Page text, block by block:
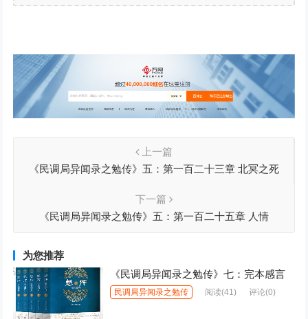
上一篇
《民调局异闻录之勉传》五：第一百二十三章 北冥之死
下一篇
《民调局异闻录之勉传》五：第一百二十五章 人情
为您推荐
《民调局异闻录之勉传》七：完本感言
民调局异闻录之勉传 阅读(41) 评论(0)